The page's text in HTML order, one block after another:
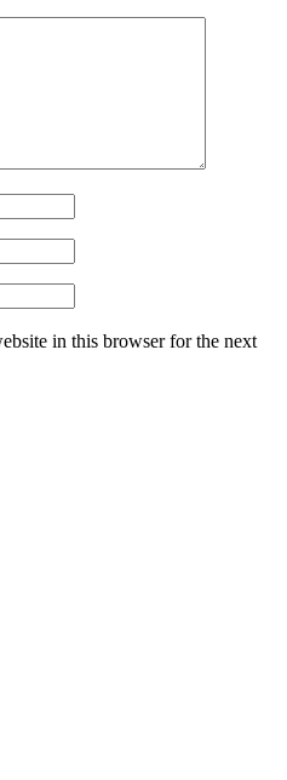
in this browser for the next